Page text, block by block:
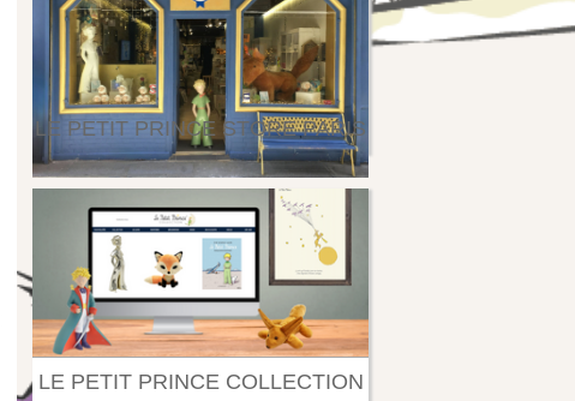
LE PETIT PRINCE STORE PARIS
LE PETIT PRINCE COLLECTION